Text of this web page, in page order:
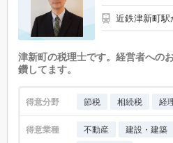
近鉄津新町駅
津新町の税理士です。経営者への
鑽してます。
得意分野 節税 相続税 経
得意業種 不動産 建設・建築